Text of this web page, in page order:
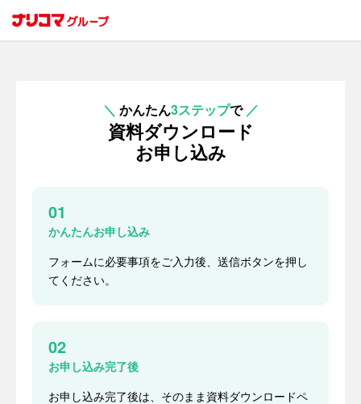
＼ かんたん3ステップで ／
資料ダウンロード
お申し込み
01
かんたんお申し込み
フォームに必要事項をご入力後、送信ボタンを押し
てください。
02
お申し込み完了後
お申し込み完了後は、そのまま資料ダウンロードペ